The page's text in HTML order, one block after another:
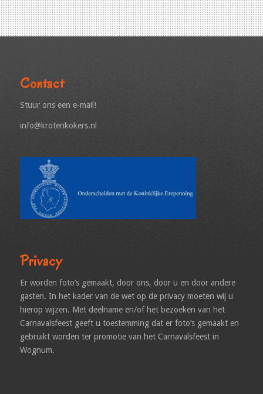
Contact
Stuur ons een e-mail!
info@krotenkokers.nl
Privacy
Er worden foto’s gemaakt, door ons, door u en door andere
gasten. In het kader van de wet op de privacy moeten wij u
hierop wijzen. Met deelname en/of het bezoeken van het
Carnavalsfeest geeft u toestemming dat er foto’s gemaakt en
gebruikt worden ter promotie van het Carnavalsfeest in
Wognum.